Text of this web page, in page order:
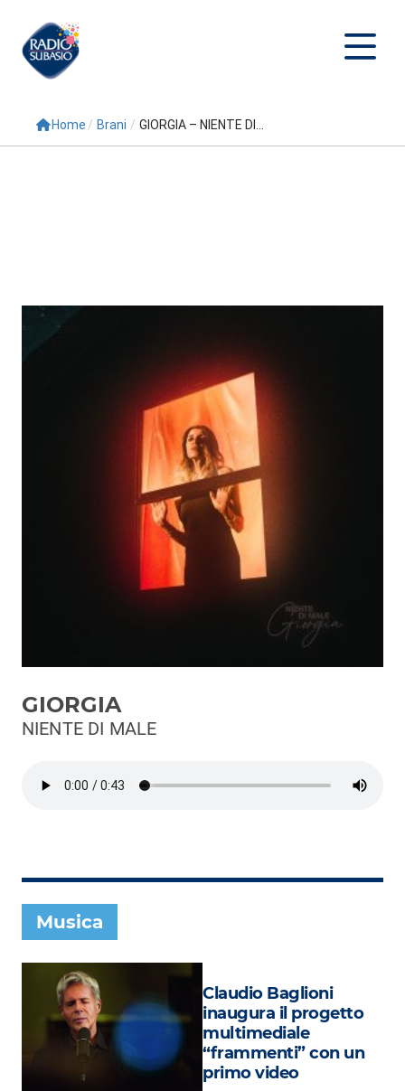
Cerca
Programmi
Interviste
Subasio Playlist
Radio Subasio
Radio Subasio +
Radio Suby
Foto
Speciali
Oroscopo
Radio Subasio Music Club
Sanremo 2026
Home / Brani / GIORGIA – NIENTE DI...
GIORGIA
NIENTE DI MALE
Musica
Claudio Baglioni
inaugura il progetto
multimediale
“frammenti” con un
primo video